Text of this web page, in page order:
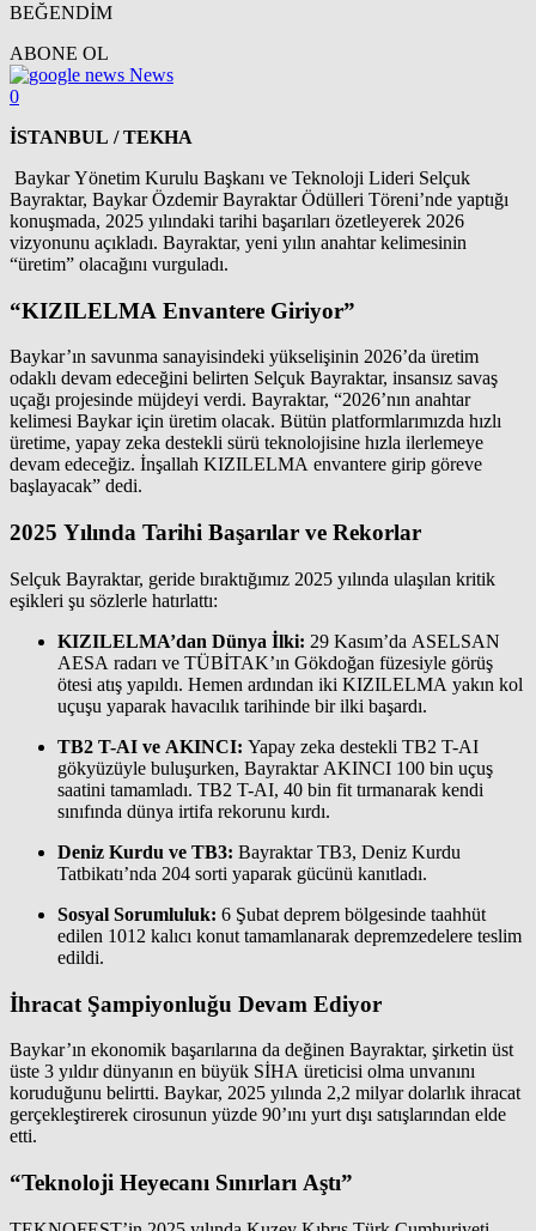
BEĞENDİM
ABONE OL
News
0
İSTANBUL / TEKHA
Baykar Yönetim Kurulu Başkanı ve Teknoloji Lideri Selçuk
Bayraktar, Baykar Özdemir Bayraktar Ödülleri Töreni’nde yaptığı
konuşmada, 2025 yılındaki tarihi başarıları özetleyerek 2026
vizyonunu açıkladı. Bayraktar, yeni yılın anahtar kelimesinin
“üretim” olacağını vurguladı.
“KIZILELMA Envantere Giriyor”
Baykar’ın savunma sanayisindeki yükselişinin 2026’da üretim
odaklı devam edeceğini belirten Selçuk Bayraktar, insansız savaş
uçağı projesinde müjdeyi verdi. Bayraktar, “2026’nın anahtar
kelimesi Baykar için üretim olacak. Bütün platformlarımızda hızlı
üretime, yapay zeka destekli sürü teknolojisine hızla ilerlemeye
devam edeceğiz. İnşallah KIZILELMA envantere girip göreve
başlayacak” dedi.
2025 Yılında Tarihi Başarılar ve Rekorlar
Selçuk Bayraktar, geride bıraktığımız 2025 yılında ulaşılan kritik
eşikleri şu sözlerle hatırlattı:
KIZILELMA’dan Dünya İlki: 29 Kasım’da ASELSAN
AESA radarı ve TÜBİTAK’ın Gökdoğan füzesiyle görüş
ötesi atış yapıldı. Hemen ardından iki KIZILELMA yakın kol
uçuşu yaparak havacılık tarihinde bir ilki başardı.
TB2 T-AI ve AKINCI: Yapay zeka destekli TB2 T-AI
gökyüzüyle buluşurken, Bayraktar AKINCI 100 bin uçuş
saatini tamamladı. TB2 T-AI, 40 bin fit tırmanarak kendi
sınıfında dünya irtifa rekorunu kırdı.
Deniz Kurdu ve TB3: Bayraktar TB3, Deniz Kurdu
Tatbikatı’nda 204 sorti yaparak gücünü kanıtladı.
Sosyal Sorumluluk: 6 Şubat deprem bölgesinde taahhüt
edilen 1012 kalıcı konut tamamlanarak depremzedelere teslim
edildi.
İhracat Şampiyonluğu Devam Ediyor
Baykar’ın ekonomik başarılarına da değinen Bayraktar, şirketin üst
üste 3 yıldır dünyanın en büyük SİHA üreticisi olma unvanını
koruduğunu belirtti. Baykar, 2025 yılında 2,2 milyar dolarlık ihracat
gerçekleştirerek cirosunun yüzde 90’ını yurt dışı satışlarından elde
etti.
“Teknoloji Heyecanı Sınırları Aştı”